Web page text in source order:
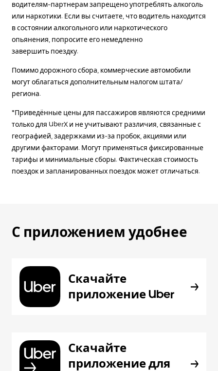
водителям-партнерам запрещено употреблять алкоголь
или наркотики. Если вы считаете, что водитель находится
в состоянии алкогольного или наркотического
опьянения, попросите его немедленно
завершить поездку.
Помимо дорожного сбора, коммерческие автомобили
могут облагаться дополнительным налогом штата/
региона.
*Приведённые цены для пассажиров являются средними
только для UberX и не учитывают различия, связанные с
географией, задержками из-за пробок, акциями или
другими факторами. Могут применяться фиксированные
тарифы и минимальные сборы. Фактическая стоимость
поездок и запланированных поездок может отличаться.
С приложением удобнее
Скачайте
приложение Uber
Скачайте
приложение для